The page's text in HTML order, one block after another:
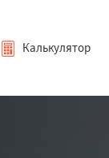
Калькулятор